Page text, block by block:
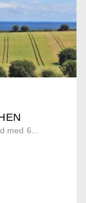
med 6...